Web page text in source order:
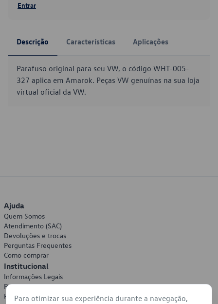
Entrar
Descrição Características Aplicações
Parafuso original para seu VW, o código WHT-005-
327 aplica em Amarok. Peças VW genuínas na sua loja
virtual oficial da VW.
Ajuda
Quem Somos
Atendimento (SAC)
Devoluções e trocas
Perguntas Frequentes
Como comprar
Institucional
Informações Legais
Política de Privacidade
Política de Cookies
Para otimizar sua experiência durante a navegação,